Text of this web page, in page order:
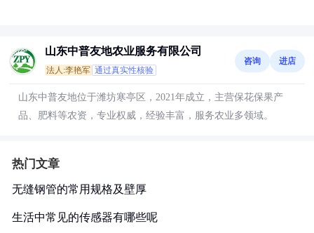
山东中普友地农业服务有限公司
法人:李艳军 通过真实性核验
咨询 进店
山东中普友地位于潍坊寒亭区，2021年成立，主营保花保果产
品、肥料等农资，专业权威，经验丰富，服务农业多领域。
热门文章
无缝钢管的常用规格及壁厚
生活中常见的传感器有哪些呢